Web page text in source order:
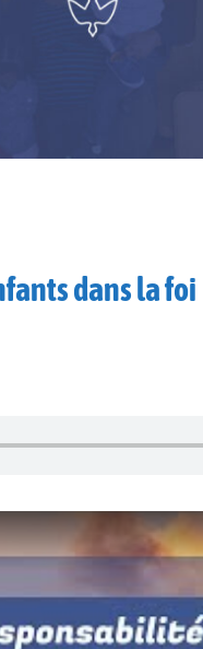
dans la foi